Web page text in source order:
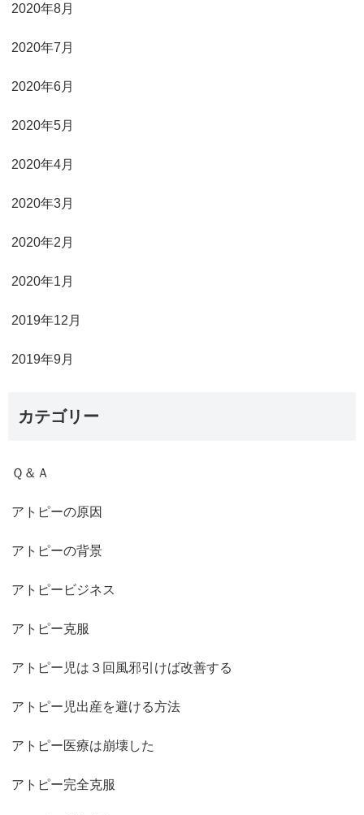
2020年8月
2020年7月
2020年6月
2020年5月
2020年4月
2020年3月
2020年2月
2020年1月
2019年12月
2019年9月
カテゴリー
Ｑ＆Ａ
アトピーの原因
アトピーの背景
アトピービジネス
アトピー克服
アトピー児は３回風邪引けば改善する
アトピー児出産を避ける方法
アトピー医療は崩壊した
アトピー完全克服